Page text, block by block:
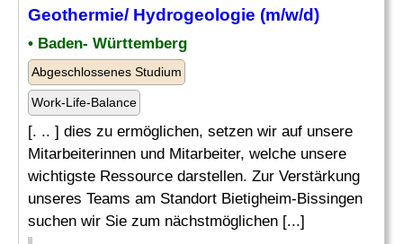
Geothermie/ Hydrogeologie (m/w/d)
• Baden- Württemberg
Abgeschlossenes Studium
Work-Life-Balance
[. .. ] dies zu ermöglichen, setzen wir auf unsere
Mitarbeiterinnen und Mitarbeiter, welche unsere
wichtigste Ressource darstellen. Zur Verstärkung
unseres Teams am Standort Bietigheim-Bissingen
suchen wir Sie zum nächstmöglichen [...]